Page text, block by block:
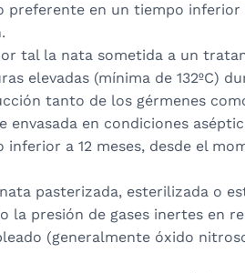
preferente en un tiempo inferior
tal la nata sometida a un
elevadas (mínima de 132ºC)
tanto de los gérmenes
en condiciones
a 12 meses, desde el
pasterizada, esterilizada o
la presión de gases inertes en
(generalmente óxido